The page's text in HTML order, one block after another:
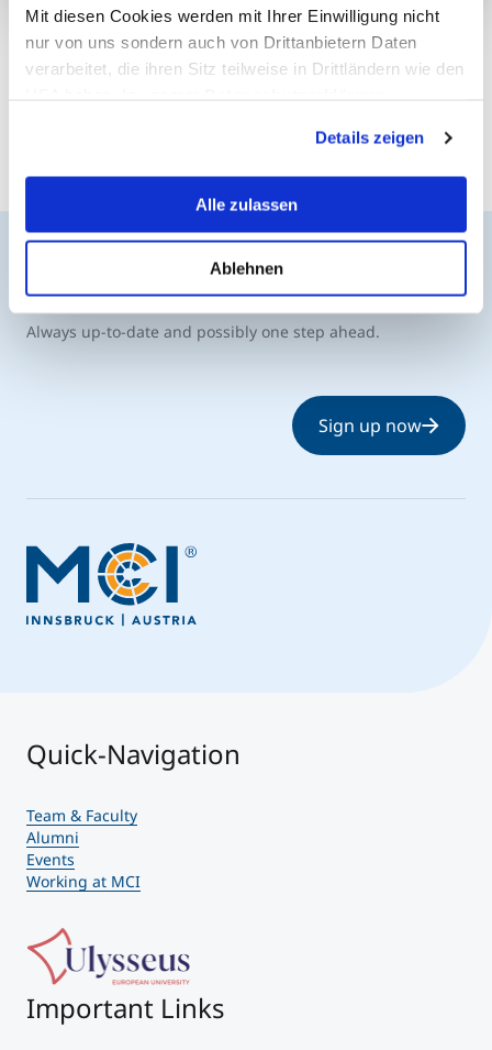
Mit diesen Cookies werden mit Ihrer Einwilligung nicht
nur von uns sondern auch von Drittanbietern Daten
verarbeitet, die ihren Sitz teilweise in Drittländern wie den
erklären Ihnen genau, was eine Datenübermittlung in die
USA bedeuten kann.
Details zeigen
Alle zulassen
Ablehnen
The MCI Newsletter
Always up-to-date and possibly one step ahead.
Sign up now
Quick-Navigation
Team & Faculty
Alumni
Events
Working at MCI
Important Links